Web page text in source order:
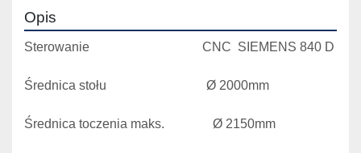
Opis
Sterowanie                                   CNC  SIEMENS 840 D
Średnica stołu                               Ø 2000mm
Średnica toczenia maks.               Ø 2150mm